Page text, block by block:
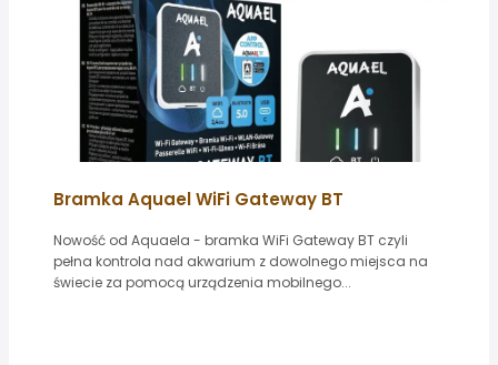
Bramka Aquael WiFi Gateway BT
Nowość od Aquaela - bramka WiFi Gateway BT czyli
pełna kontrola nad akwarium z dowolnego miejsca na
świecie za pomocą urządzenia mobilnego...